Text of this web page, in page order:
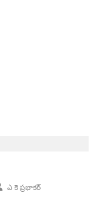
ఎ కె ప్రభాకర్